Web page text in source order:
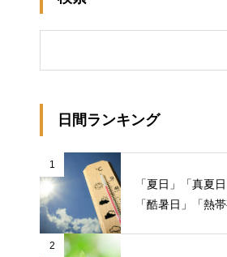
日間ランキング
1
「夏日」「真夏
「酷暑日」「熱帯
2